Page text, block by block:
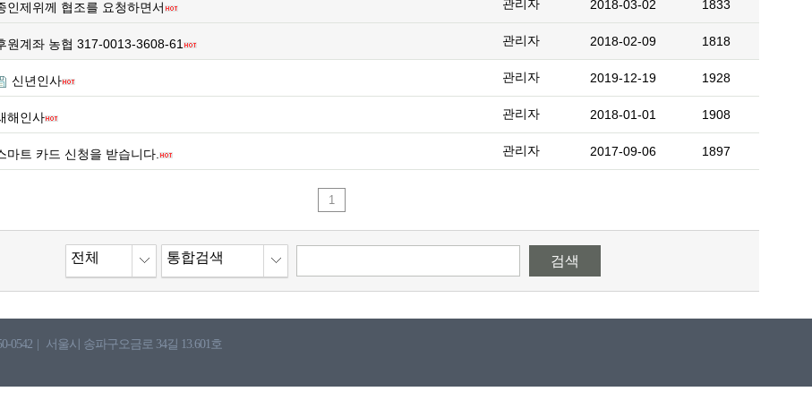
인제위께 협조를 요청하면서 관리자 2018-03-02 1833
원계좌 농협 317-0013-3608-61 관리자 2018-02-09 1818
신년인사 관리자 2019-12-19 1928
해인사 관리자 2018-01-01 1908
마트 카드 신청을 받습니다. 관리자 2017-09-06 1897
1
전체 통합검색 검색
0542
서울시 송파구오금로 34길 13.601호